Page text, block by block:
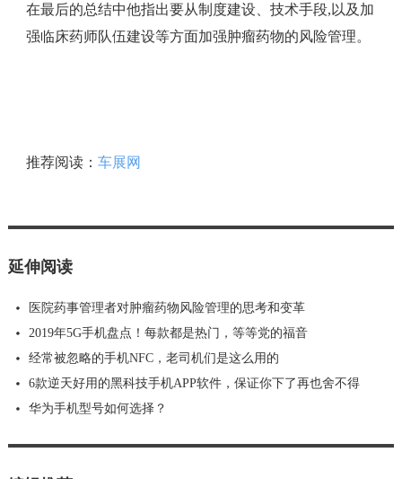
在最后的总结中他指出要从制度建设、技术手段,以及加
强临床药师队伍建设等方面加强肿瘤药物的风险管理。
推荐阅读： 车展网
延伸阅读
医院药事管理者对肿瘤药物风险管理的思考和变革
2019年5G手机盘点！每款都是热门，等等党的福音
经常被忽略的手机NFC，老司机们是这么用的
6款逆天好用的黑科技手机APP软件，保证你下了再也舍不得
华为手机型号如何选择？